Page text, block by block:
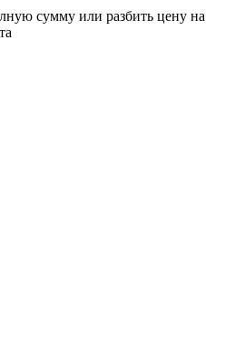
сумму или разбить цену на